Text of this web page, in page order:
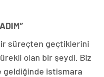
süreçten geçtiklerini
olan bir şeydi. Biz
geldiğinde istismara